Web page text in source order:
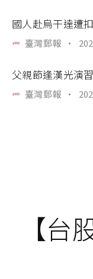
國人赴烏干達遭
臺灣郵報 ·
父親節逢漢光演
臺灣郵報 ·
【